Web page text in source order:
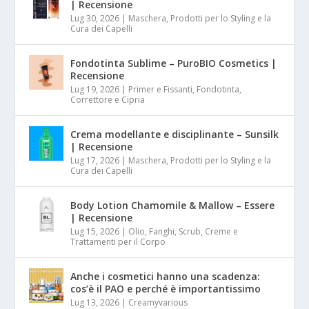
| Recensione
Lug 30, 2026 | Maschera, Prodotti per lo Styling e la
Cura dei Capelli
Fondotinta Sublime – PuroBIO Cosmetics |
Recensione
Lug 19, 2026 | Primer e Fissanti, Fondotinta,
Correttore e Cipria
Crema modellante e disciplinante – Sunsilk
| Recensione
Lug 17, 2026 | Maschera, Prodotti per lo Styling e la
Cura dei Capelli
Body Lotion Chamomile & Mallow – Essere
| Recensione
Lug 15, 2026 | Olio, Fanghi, Scrub, Creme e
Trattamenti per il Corpo
Anche i cosmetici hanno una scadenza:
cos’è il PAO e perché è importantissimo
Lug 13, 2026 | Creamyvarious